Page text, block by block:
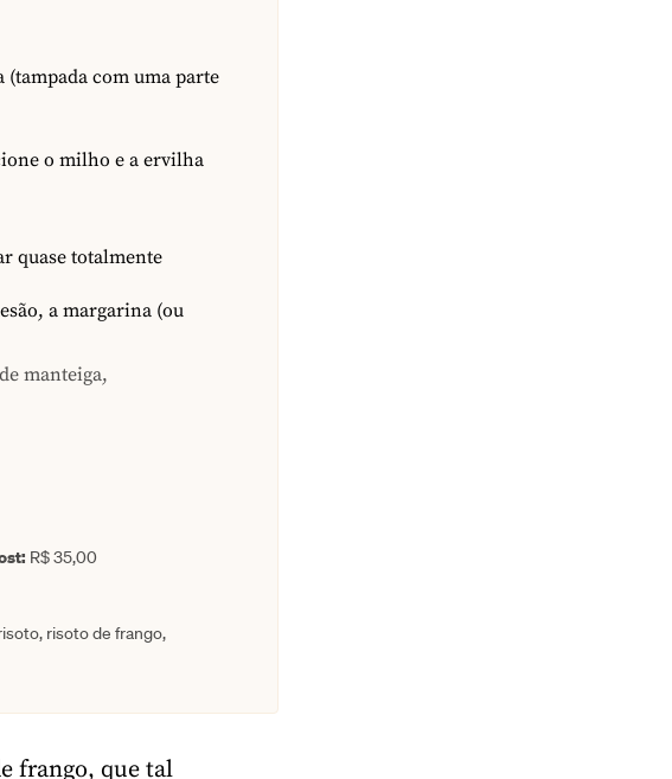
com uma parte
o milho e a ervilha
quase totalmente
a margarina (ou
manteiga,
R$ 35,00
risoto de frango,
frango, que tal